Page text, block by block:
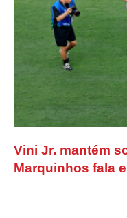
Vini Jr. mantém
Marquinhos fala